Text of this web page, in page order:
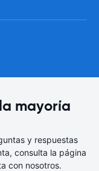
mayoría
y respuestas
consulta la página
con nosotros.